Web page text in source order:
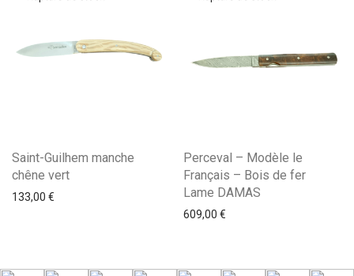
Saint-Guilhem manche
chêne vert
133,00 €
Perceval – Modèle le
Français – Bois de fer
Lame DAMAS
609,00 €